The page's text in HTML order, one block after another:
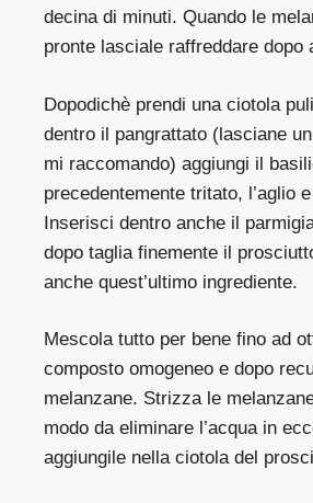
decina di minuti. Quando le
pronte lasciale raffreddare dopo
Dopodichè prendi una ciotola
dentro il pangrattato (lasciane
mi raccomando) aggiungi il
precedentemente tritato, l’aglio
Inserisci dentro anche il
dopo taglia finemente il
anche quest’ultimo ingrediente.
Mescola tutto per bene fino ad
composto omogeneo e dopo
melanzane. Strizza le
modo da eliminare l’acqua in
aggiungile nella ciotola del